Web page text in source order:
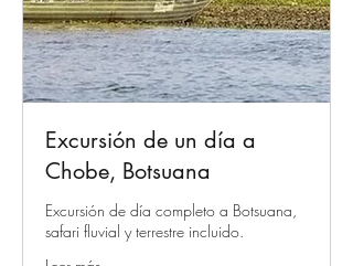
Excursión de un día a
Chobe, Botsuana
Excursión de día completo a Botsuana,
safari fluvial y terrestre incluido.